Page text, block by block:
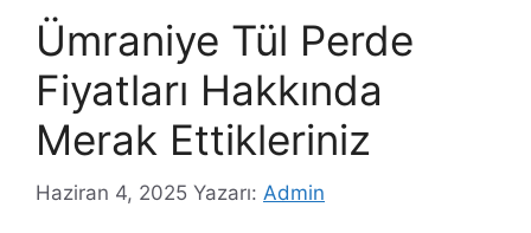
Ümraniye Tül Perde
Fiyatları Hakkında
Merak Ettikleriniz
Haziran 4, 2025 Yazarı: Admin